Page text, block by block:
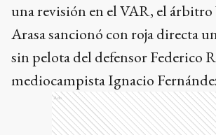
una revisión en el VAR, el árbitro
Arasa sancionó con roja directa
sin pelota del defensor Federico
mediocampista Ignacio
Ads